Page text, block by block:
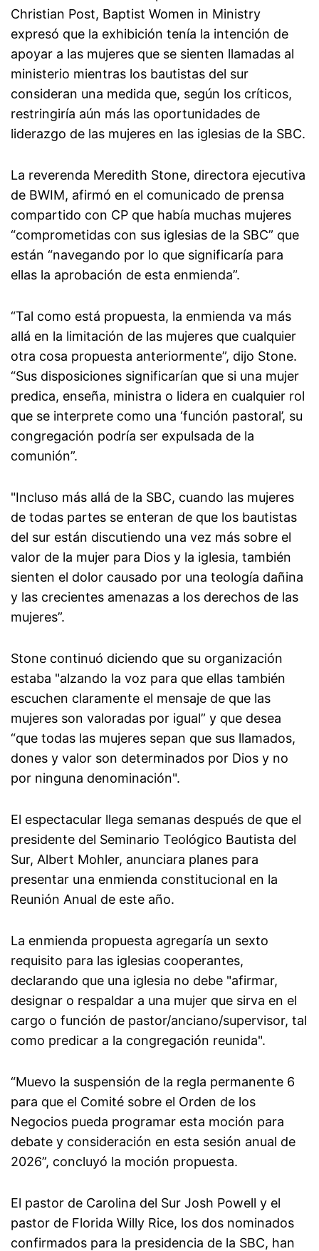
Christian Post, Baptist Women in Ministry
expresó que la exhibición tenía la intención de
apoyar a las mujeres que se sienten llamadas al
ministerio mientras los bautistas del sur
consideran una medida que, según los críticos,
restringiría aún más las oportunidades de
liderazgo de las mujeres en las iglesias de la SBC.
La reverenda Meredith Stone, directora ejecutiva
de BWIM, afirmó en el comunicado de prensa
compartido con CP que había muchas mujeres
“comprometidas con sus iglesias de la SBC” que
están “navegando por lo que significaría para
ellas la aprobación de esta enmienda”.
“Tal como está propuesta, la enmienda va más
allá en la limitación de las mujeres que cualquier
otra cosa propuesta anteriormente”, dijo Stone.
“Sus disposiciones significarían que si una mujer
predica, enseña, ministra o lidera en cualquier rol
que se interprete como una ‘función pastoral’, su
congregación podría ser expulsada de la
comunión”.
"Incluso más allá de la SBC, cuando las mujeres
de todas partes se enteran de que los bautistas
del sur están discutiendo una vez más sobre el
valor de la mujer para Dios y la iglesia, también
sienten el dolor causado por una teología dañina
y las crecientes amenazas a los derechos de las
mujeres”.
Stone continuó diciendo que su organización
estaba "alzando la voz para que ellas también
escuchen claramente el mensaje de que las
mujeres son valoradas por igual” y que desea
“que todas las mujeres sepan que sus llamados,
dones y valor son determinados por Dios y no
por ninguna denominación".
El espectacular llega semanas después de que el
presidente del Seminario Teológico Bautista del
Sur, Albert Mohler, anunciara planes para
presentar una enmienda constitucional en la
Reunión Anual de este año.
La enmienda propuesta agregaría un sexto
requisito para las iglesias cooperantes,
declarando que una iglesia no debe "afirmar,
designar o respaldar a una mujer que sirva en el
cargo o función de pastor/anciano/supervisor, tal
como predicar a la congregación reunida".
“Muevo la suspensión de la regla permanente 6
para que el Comité sobre el Orden de los
Negocios pueda programar esta moción para
debate y consideración en esta sesión anual de
2026”, concluyó la moción propuesta.
El pastor de Carolina del Sur Josh Powell y el
pastor de Florida Willy Rice, los dos nominados
confirmados para la presidencia de la SBC, han